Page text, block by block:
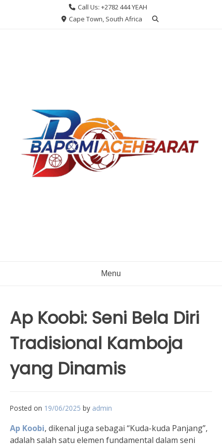
Call Us: +2782 444 YEAH
Cape Town, South Africa
Menu
Ap Koobi: Seni Bela Diri
Tradisional Kamboja
yang Dinamis
Posted on 19/06/2025 by admin
Ap Koobi, dikenal juga sebagai “Kuda-kuda Panjang”,
adalah salah satu elemen fundamental dalam seni